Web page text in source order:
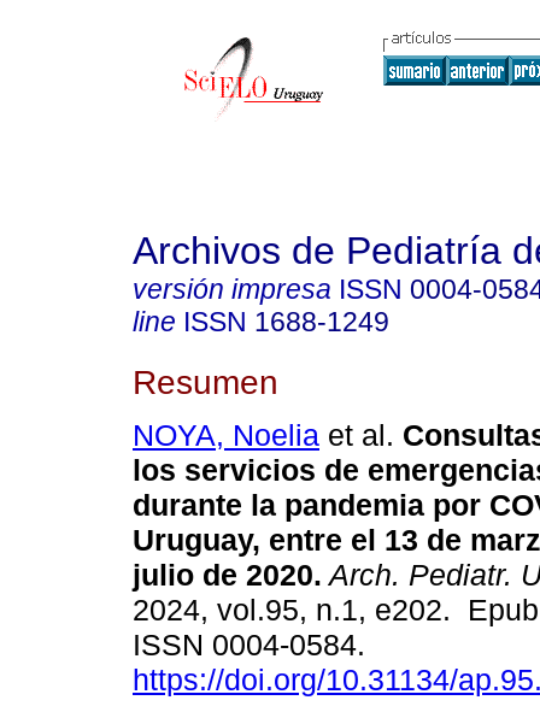
Archivos de Pediatría
versión impresa ISSN 0004-
line ISSN 1688-1249
Resumen
NOYA, Noelia et al.
los servicios de
durante la pandemia por
Uruguay, entre el 13 de
julio de 2020. Arch. Pediatr.
2024, vol.95, n.1, e202.
ISSN 0004-0584.
https://doi.org/10.31134/